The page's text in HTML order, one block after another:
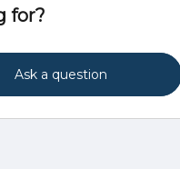
for?
Ask a question